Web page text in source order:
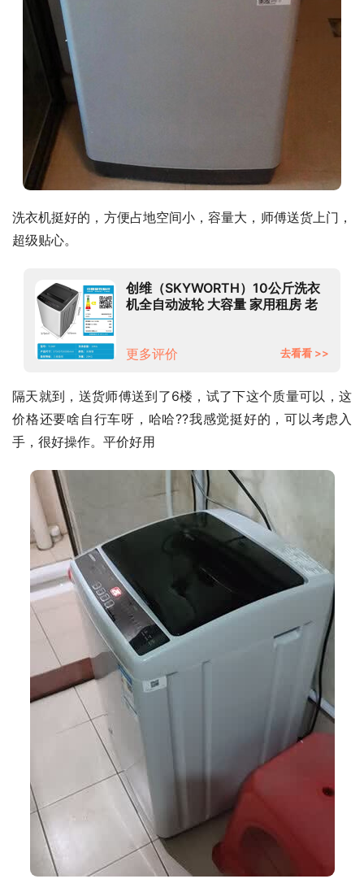
洗衣机挺好的，方便占地空间小，容量大，师傅送货上门，
超级贴心。
创维（SKYWORTH）10公斤洗衣
机全自动波轮 大容量 家用租房 老
更多评价 去看看 >>
隔天就到，送货师傅送到了6楼，试了下这个质量可以，这
价格还要啥自行车呀，哈哈??我感觉挺好的，可以考虑入
手，很好操作。平价好用